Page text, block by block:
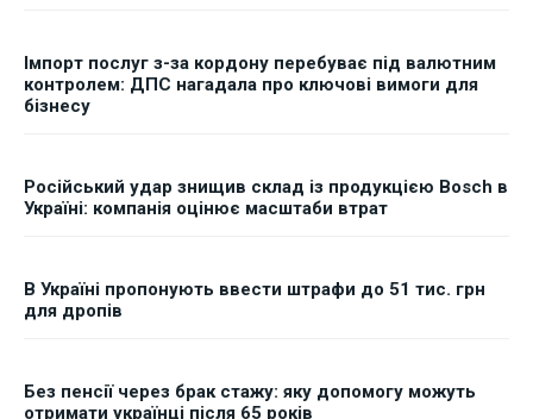
Імпорт послуг з-за кордону перебуває під валютним
контролем: ДПС нагадала про ключові вимоги для
бізнесу
Російський удар знищив склад із продукцією Bosch в
Україні: компанія оцінює масштаби втрат
В Україні пропонують ввести штрафи до 51 тис. грн
для дропів
Без пенсії через брак стажу: яку допомогу можуть
отримати українці після 65 років